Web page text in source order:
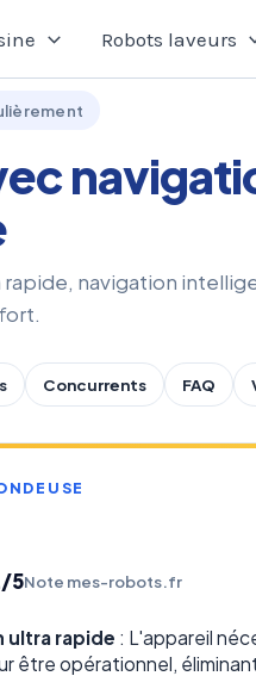
Robots laveurs
rapide, navigation
Concurrents FAQ
/5Note mes-robots.fr
ultra rapide : L'appareil
être opérationnel,